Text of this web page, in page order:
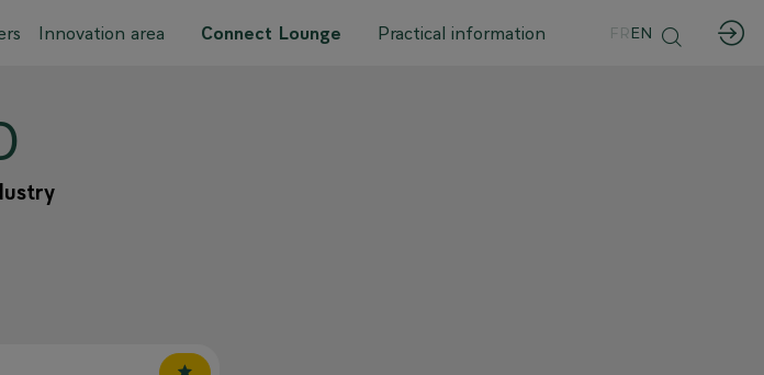
Innovation area Connect Lounge Practical information FREN